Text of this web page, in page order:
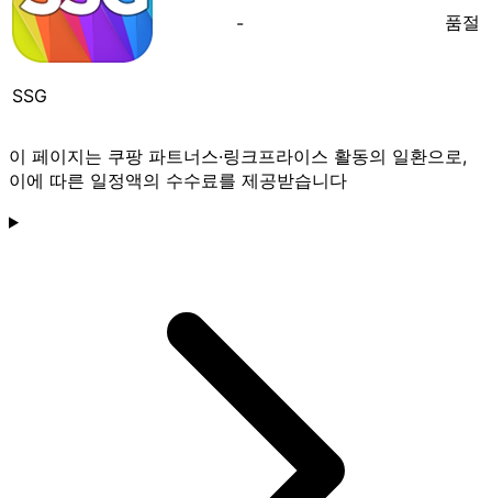
SSG
- 품절
이 페이지는 쿠팡 파트너스·링크프라이스 활동의 일환으로,
이에 따른 일정액의 수수료를 제공받습니다